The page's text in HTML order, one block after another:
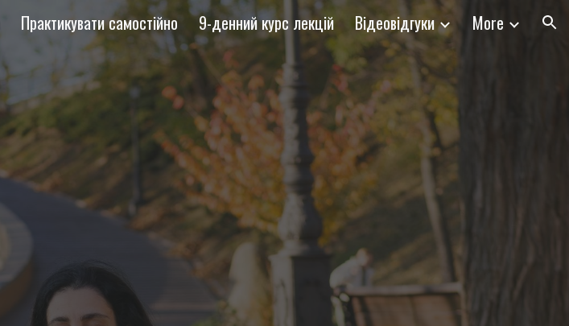
Skip to navigation
Практикувати самостійно 9-денний курс лекцій Відеовідгуки More